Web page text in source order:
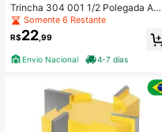
Trincha 304 001 1/2 Polegada Ama
relaSomente 6 Restante
R$22 ,99
Envio Nacional 4-7 dias